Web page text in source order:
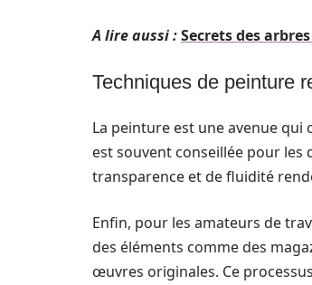
A lire aussi :Secrets des
Techniques de peinture
La peinture est une avenue qui
est souvent conseillée pour les
transparence et de fluidité
Enfin, pour les amateurs de
des éléments comme des
œuvres originales. Ce